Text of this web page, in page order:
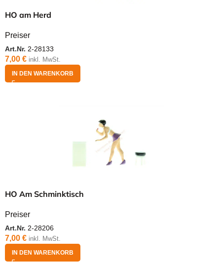
HO am Herd
Preiser
Art.Nr. 2-28133
7,00 € inkl. MwSt.
IN DEN WARENKORB
HO Am Schminktisch
Preiser
Art.Nr. 2-28206
7,00 € inkl. MwSt.
IN DEN WARENKORB